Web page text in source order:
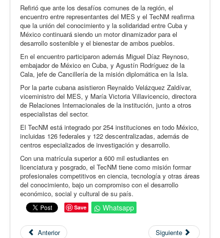
Refirió que ante los desafíos comunes de la región, el
encuentro entre representantes del MES y el TecNM reafirma
que la unión del conocimiento y la solidaridad entre Cuba y
México continuará siendo un motor dinamizador para el
desarrollo sostenible y el bienestar de ambos pueblos.
En el encuentro participaron además Miguel Díaz Reynoso,
embajador de México en Cuba, y Agustín Rodríguez de la
Cala, jefe de Cancillería de la misión diplomática en la Isla.
Por la parte cubana asistieron Reynaldo Velázquez Zaldívar,
viceministro del MES, y María Victoria Villavicencio, directora
de Relaciones Internacionales de la institución, junto a otros
especialistas del sector.
El TecNM está integrado por 254 instituciones en todo México,
incluidas 126 federales y 122 descentralizadas, además de
centros especializados de investigación y desarrollo.
Con una matrícula superior a 600 mil estudiantes en
licenciatura y posgrado, el TecNM tiene como misión formar
profesionales competitivos en ciencia, tecnología y otras áreas
del conocimiento, bajo un compromiso con el desarrollo
económico, social y cultural de su país.
Save Whatsapp
Anterior Siguiente